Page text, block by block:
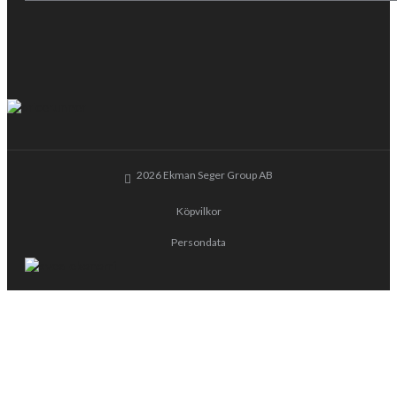
2026 Ekman Seger Group AB
Köpvilkor
Persondata